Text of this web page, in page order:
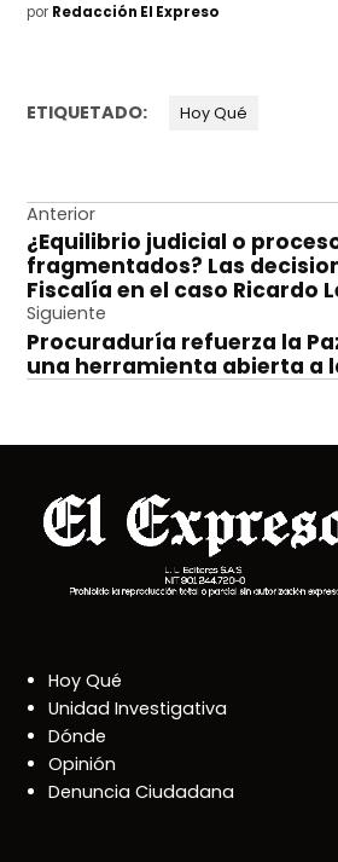
por Redacción El Expreso
ETIQUETADO: Hoy Qué
Navegación
de
entradas
Anterior
¿Equilibrio judicial o
fragmentados? Las
Fiscalía en el caso Ricardo
Siguiente
Procuraduría refuerza la
una herramienta abierta a
Hoy Qué
Unidad Investigativa
Dónde
Opinión
Denuncia Ciudadana